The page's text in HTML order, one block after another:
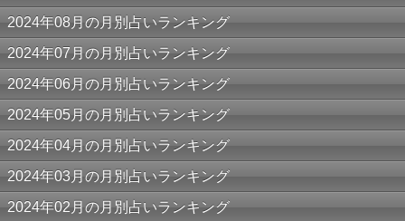
2024年08月の月別占いランキング
2024年07月の月別占いランキング
2024年06月の月別占いランキング
2024年05月の月別占いランキング
2024年04月の月別占いランキング
2024年03月の月別占いランキング
2024年02月の月別占いランキング